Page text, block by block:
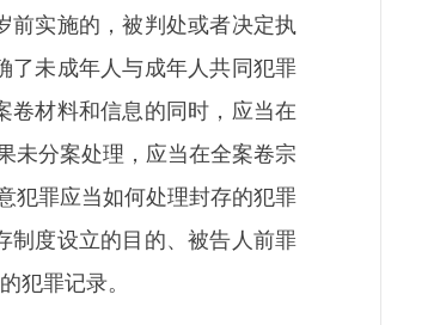
实施的，被判处或者决定执
了未成年人与成年人共同犯罪
卷材料和信息的同时，应当在
未分案处理，应当在全案卷宗
犯罪应当如何处理封存的犯罪
制度设立的目的、被告人前罪
罪记录。